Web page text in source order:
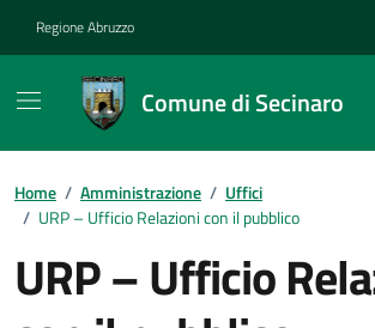
Regione Abruzzo
Comune di Secinaro
Contenuti in evidenza
Home / Amministrazione / Uffici
/ URP – Ufficio Relazioni con il pubblico
URP – Ufficio